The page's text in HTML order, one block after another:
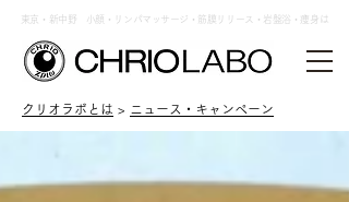
東京・新中野 小顔・リンパマッサージ・筋膜リリース・岩盤浴・痩身は
クリオラボとは > ニュース・キャンペーン